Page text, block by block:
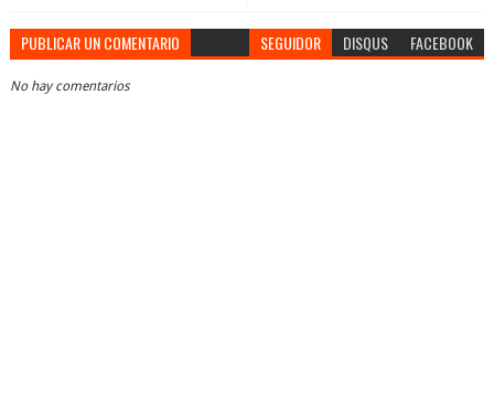
PUBLICAR UN COMENTARIO SEGUIDOR DISQUS FACEBOOK
No hay comentarios